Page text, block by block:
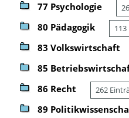
77 Psychologie
80 Pädagogik
83 Volkswirtschaft
85
86 Recht 262
89